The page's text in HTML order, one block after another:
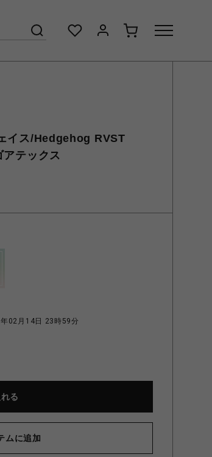
イス/Hedgehog RVST
テックス
02月14日 23時59分
る
ムに追加